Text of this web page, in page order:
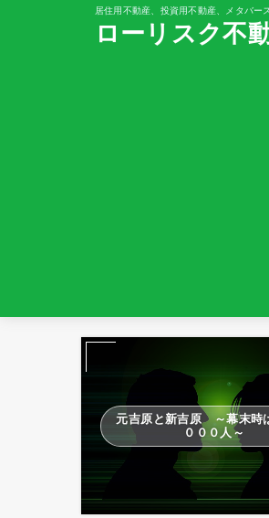
居住用不動産、投資用不動産、メタバ
ローリスク不
元吉原と新吉原 ～幕末時
０００人～